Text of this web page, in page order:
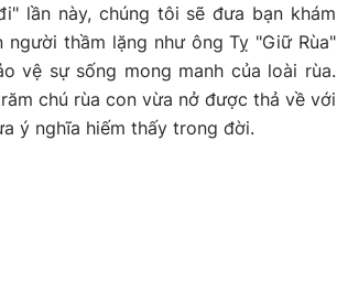
lần này, chúng tôi sẽ đưa bạn khám
thầm lặng như ông Tỵ "Giữ Rùa"
vệ sự sống mong manh của loài rùa.
chú rùa con vừa nở được thả về với
ý nghĩa hiếm thấy trong đời.